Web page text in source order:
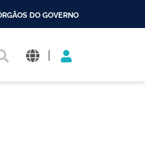
DO GOVERNO
|